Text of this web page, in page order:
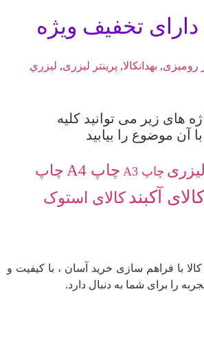
تخفیف ویژه
رومیزی, بهدانکالا, پرینتر لیزری, ليزري
های زیر می توانید کلیه
آن موضوع را بیابید
چاپ A3 چاپ A4
چاپ
کالای آکبند کالای استوک
کالا با فراهم سازی خرید آسان ، با کیفیت و
را برای شما به دنبال دارد.